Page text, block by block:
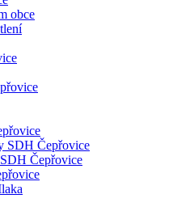
obce
SDH Čepřovice
Čepřovice